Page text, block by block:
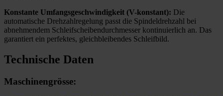
Konstante Umfangsgeschwindigkeit (V-konstant): Die
automatische Drehzahlregelung passt die Spindeldrehzahl bei
abnehmendem Schleifscheibendurchmesser kontinuierlich an. Das
garantiert ein perfektes, gleichbleibendes Schleifbild.
Technische Daten
Maschinengrösse: